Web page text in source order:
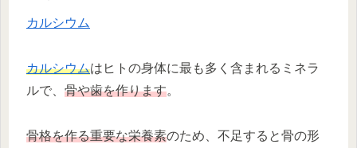
カルシウム
カルシウムはヒトの身体に最も多く含まれるミネラ
ルで、 骨や歯を作ります。
骨格を作る重要な栄養素のため、不足すると骨の形